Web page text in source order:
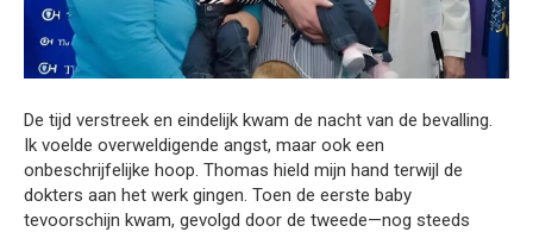
De tijd verstreek en eindelijk kwam de nacht van de bevalling.
Ik voelde overweldigende angst, maar ook een
onbeschrijfelijke hoop. Thomas hield mijn hand terwijl de
dokters aan het werk gingen. Toen de eerste baby
tevoorschijn kwam, gevolgd door de tweede—nog steeds